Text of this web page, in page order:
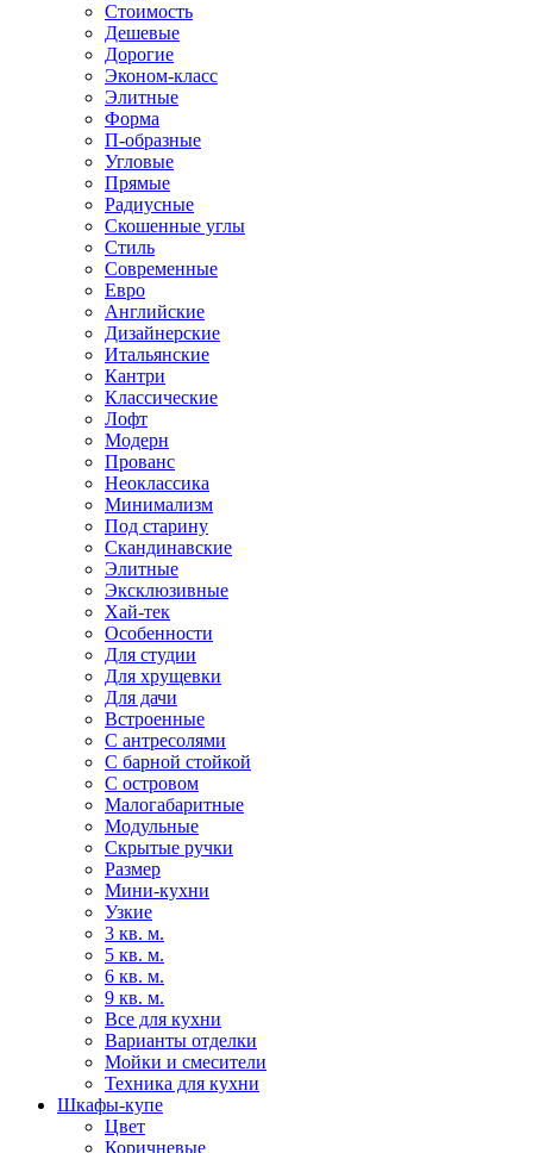
Стоимость
Дешевые
Дорогие
Эконом-класс
Элитные
Форма
П-образные
Угловые
Прямые
Радиусные
Скошенные углы
Стиль
Современные
Евро
Английские
Дизайнерские
Итальянские
Кантри
Классические
Лофт
Модерн
Прованс
Неоклассика
Минимализм
Под старину
Скандинавские
Элитные
Эксклюзивные
Хай-тек
Особенности
Для студии
Для хрущевки
Для дачи
Встроенные
С антресолями
С барной стойкой
С островом
Малогабаритные
Модульные
Скрытые ручки
Размер
Мини-кухни
Узкие
3 кв. м.
5 кв. м.
6 кв. м.
9 кв. м.
Все для кухни
Варианты отделки
Мойки и смесители
Техника для кухни
Шкафы-купе
Цвет
Коричневые